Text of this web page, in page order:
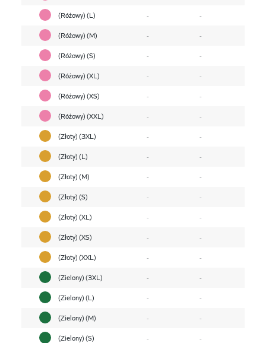
(Różowy) (L)
-
-
(Różowy) (M)
-
-
(Różowy) (S)
-
-
(Różowy) (XL)
-
-
(Różowy) (XS)
-
-
(Różowy) (XXL)
-
-
(Złoty) (3XL)
-
-
(Złoty) (L)
-
-
(Złoty) (M)
-
-
(Złoty) (S)
-
-
(Złoty) (XL)
-
-
(Złoty) (XS)
-
-
(Złoty) (XXL)
-
-
(Zielony) (3XL)
-
-
(Zielony) (L)
-
-
(Zielony) (M)
-
-
(Zielony) (S)
-
-